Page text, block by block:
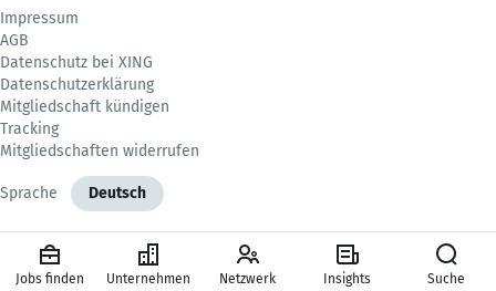
Impressum
AGB
Datenschutz bei XING
Datenschutzerklärung
Mitgliedschaft kündigen
Tracking
Mitgliedschaften widerrufen
Sprache Deutsch
Jobs finden Unternehmen Netzwerk Insights Suche